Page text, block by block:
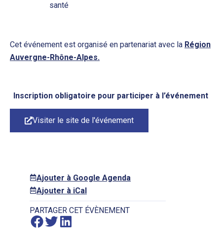
santé
Cet événement est organisé en partenariat avec la Région
Auvergne-Rhône-Alpes.
Inscription obligatoire pour participer à l’événement
Visiter le site de l'événement
Ajouter à Google Agenda
Ajouter à iCal
PARTAGER CET ÉVÈNEMENT